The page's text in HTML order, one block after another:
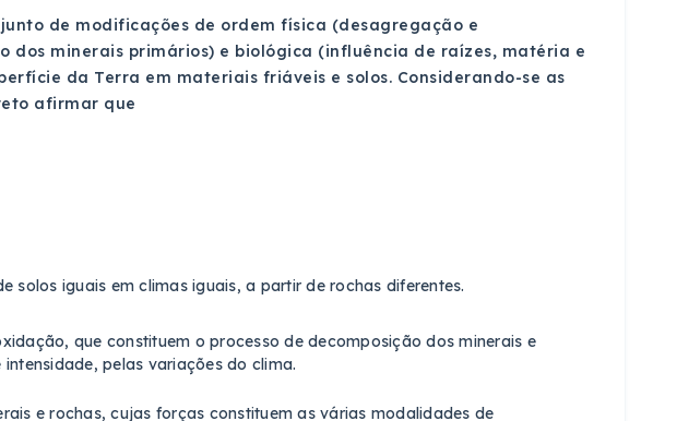
de modificações de ordem física (desagregação e
dos minerais primários) e biológica (influência de raízes, matéria e
da Terra em materiais friáveis e solos. Considerando-se as
afirmar que
solos iguais em climas iguais, a partir de rochas diferentes.
que constituem o processo de decomposição dos minerais e
pelas variações do clima.
e rochas, cujas forças constituem as várias modalidades de